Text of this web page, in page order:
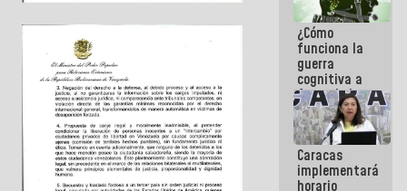
recuperación
del Sistema
Eléctrico
Nacional
¿Cómo
funciona la
guerra
cognitiva a
favor de la
narrativa
hegemónica?
(1)
Caracas
implementará
horario